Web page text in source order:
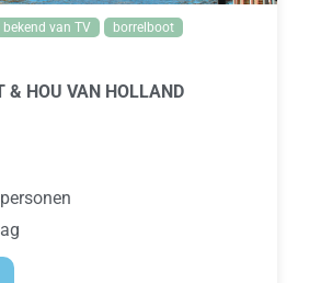
bekend van TV borrelboot
& HOU VAN HOLLAND